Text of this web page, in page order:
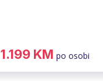
1.199 KM po osobi